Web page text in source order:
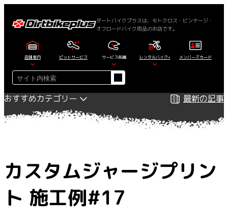
ダートバイクプラスは、モトクロス・ビンテージ・
オフロードバイク用品のお店です。
店舗案内 ピットサービス サービス各種 レンタルバイク+ メンバーズカード
検
索
おすすめカテゴリー
最新の記事
カスタムジャージプリン
ト 施工例#17